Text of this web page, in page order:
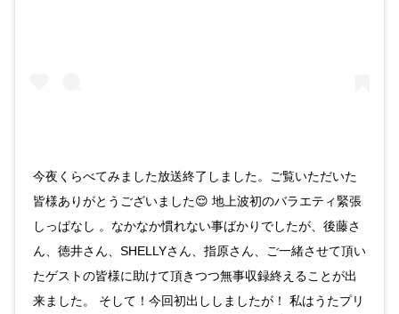
今夜くらべてみました放送終了しました。ご覧いただいた
皆様ありがとうございました😌 地上波初のバラエティ緊張
しっぱなし 。なかなか慣れない事ばかりでしたが、後藤さ
ん、徳井さん、SHELLYさん、指原さん、ご一緒させて頂い
たゲストの皆様に助けて頂きつつ無事収録終えることが出
来ました。 そして！今回初出ししましたが！ 私はうたプリ